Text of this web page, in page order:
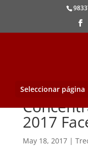
Seleccionar página
2017
May 18, 2017|